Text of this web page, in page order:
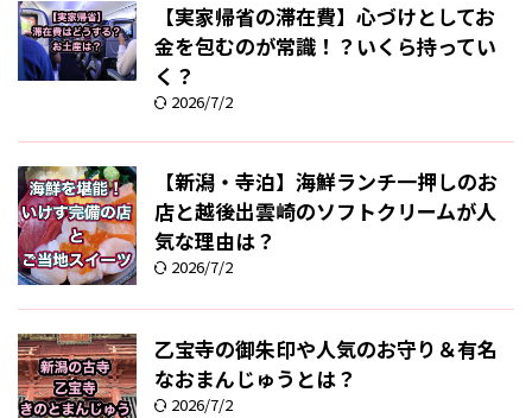
【実家帰省の滞在費】心づけとしてお
金を包むのが常識！？いくら持ってい
く？
2026/7/2
【新潟・寺泊】海鮮ランチ一押しのお
店と越後出雲崎のソフトクリームが人
気な理由は？
2026/7/2
乙宝寺の御朱印や人気のお守り＆有名
なおまんじゅうとは？
2026/7/2